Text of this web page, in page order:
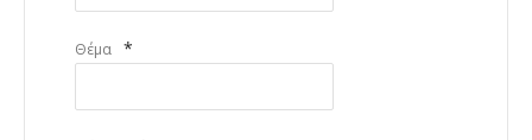
Θέμα *